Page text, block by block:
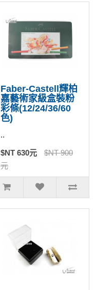
Faber-Castell輝柏
嘉藝術家級盒裝粉
彩條(12/24/36/60
色)
..
$NT 630元
$NT 900
元